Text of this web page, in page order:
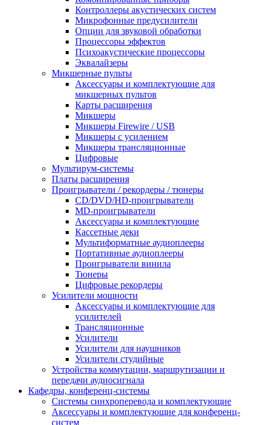
Контроллеры акустических систем
Микрофонные предусилители
Опции для звуковой обработки
Процессоры эффектов
Психоакустические процессоры
Эквалайзеры
Микшерные пульты
Аксессуары и комплектующие для
микшерных пультов
Карты расширения
Микшеры
Микшеры Firewire / USB
Микшеры с усилением
Микшеры трансляционные
Цифровые
Мультирум-системы
Платы расширения
Проигрыватели / рекордеры / тюнеры
CD/DVD/HD-проигрыватели
MD-проигрыватели
Аксессуары и комплектующие
Кассетные деки
Мультиформатные аудиоплееры
Портативные аудиоплееры
Проигрыватели винила
Тюнеры
Цифровые рекордеры
Усилители мощности
Аксессуары и комплектующие для
усилителей
Трансляционные
Усилители
Усилители для наушников
Усилители студийные
Устройства коммутации, маршрутизации и
передачи аудиосигнала
Кафедры, конференц-системы
Cистемы синхроперевода и комплектующие
Аксессуары и комплектующие для конференц-
систем